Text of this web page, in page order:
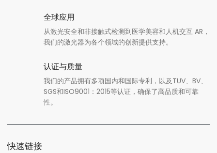
全球应用
从激光安全和非接触式检测到医学美容和人机交互 AR，
我们的激光器为各个领域的创新提供支持。
认证与质量
我们的产品拥有多项国内和国际专利，以及TUV、BV、
SGS和ISO9001：2015等认证，确保了高品质和可靠
性。
快速链接